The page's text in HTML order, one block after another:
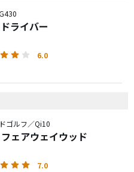
ライバー
6.0
ゴルフ／Qi10
ェアウェイウッド
7.0